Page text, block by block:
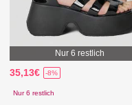
Nur 6 restlich
35,13€ -8%
Nur 6 restlich